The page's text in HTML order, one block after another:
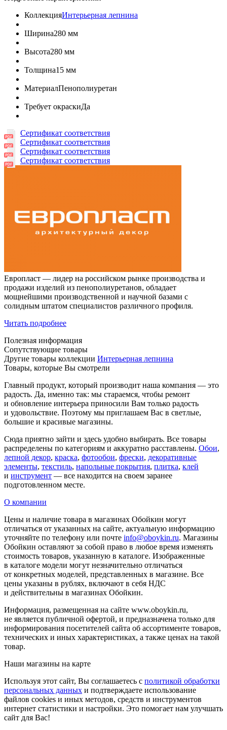
КоллекцияИнтерьерная лепнина
Ширина280 мм
Высота280 мм
Толщина15 мм
МатериалПенополиуретан
Требует окраскиДа
Сертификат соответствия
Сертификат соответствия
Сертификат соответствия
Сертификат соответствия
Европласт — лидер на российском рынке производства и
продажи изделий из пенополиуретанов, обладает
мощнейшими производственной и научной базами с
солидным штатом специалистов различного профиля.
Читать подробнее
Полезная информация
Сопутствующие товары
Другие товары коллекции Интерьерная лепнина
Товары, которые Вы смотрели
Главный продукт, который производит наша компания — это
радость. Да, именно так: мы стараемся, чтобы ремонт
и обновление интерьера приносили Вам только радость
и удовольствие. Поэтому мы приглашаем Вас в светлые,
большие и красивые магазины.
Сюда приятно зайти и здесь удобно выбирать. Все товары
распределены по категориям и аккуратно расставлены. Обои,
лепной декор, краска, фотообои, фрески, декоративные
элементы, текстиль, напольные покрытия, плитка, клей
и инструмент — все находится на своем заранее
подготовленном месте.
О компании
Цены и наличие товара в магазинах Обойкин могут
отличаться от указанных на сайте, актуальную информацию
уточняйте по телефону или почте info@oboykin.ru. Магазины
Обойкин оставляют за собой право в любое время изменять
стоимость товаров, указанную в каталоге. Изображенные
в каталоге модели могут незначительно отличаться
от конкретных моделей, представленных в магазине. Все
цены указаны в рублях, включают в себя НДС
и действительны в магазинах Обойкин.
Информация, размещенная на сайте www.oboykin.ru,
не является публичной офертой, и предназначена только для
информирования посетителей сайта об ассортименте товаров,
технических и иных характеристиках, а также ценах на такой
товар.
Наши магазины на карте
Используя этот сайт, Вы соглашаетесь с политикой обработки
персональных данных и подтверждаете использование
файлов cookies и иных методов, средств и инструментов
интернет статистики и настройки. Это помогает нам улучшать
сайт для Вас!